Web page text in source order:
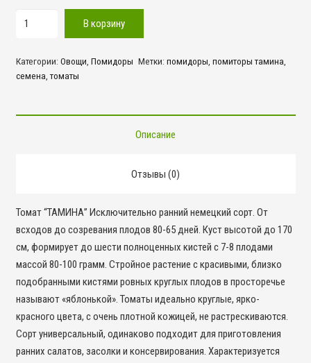
Количество
В корзину
Категории: Овощи Помидоры Метки: помидоры помиторы тамина
семена томаты
Описание
Отзывы (0)
Томат “ТАМИНА” Исключительно ранний немецкий сорт. От
всходов до созревания плодов 80-65 дней. Куст высотой до 170
см, формирует до шести полноценных кистей с 7-8 плодами
массой 80-100 грамм. Стройное растение с красивыми, близко
подобранными кистями ровных круглых плодов в просторечье
называют «яблонькой». Томаты идеально круглые, ярко-
красного цвета, с очень плотной кожицей, не растрескиваются.
Сорт универсальный, одинаково подходит для приготовления
ранних салатов, засолки и консервирования. Характеризуется